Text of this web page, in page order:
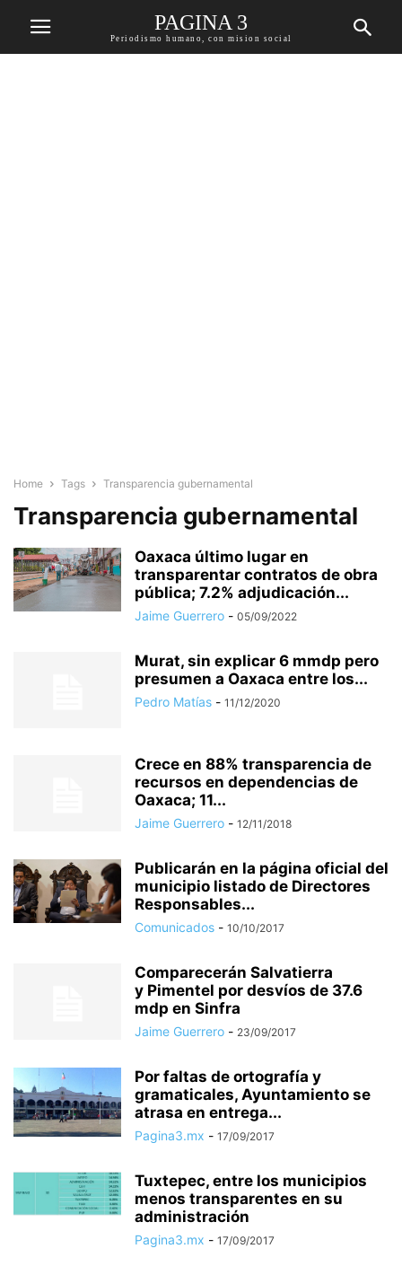
PAGINA 3
Periodismo humano, con mision social
Home Tags Transparencia gubernamental
Transparencia gubernamental
Oaxaca último lugar en
transparentar contratos de obra
pública; 7.2% adjudicación...
Jaime Guerrero - 05/09/2022
Murat, sin explicar 6 mmdp pero
presumen a Oaxaca entre los...
Pedro Matías - 11/12/2020
Crece en 88% transparencia de
recursos en dependencias de
Oaxaca; 11...
Jaime Guerrero - 12/11/2018
Publicarán en la página oficial del
municipio listado de Directores
Responsables...
Comunicados - 10/10/2017
Comparecerán Salvatierra
y Pimentel por desvíos de 37.6
mdp en Sinfra
Jaime Guerrero - 23/09/2017
Por faltas de ortografía y
gramaticales, Ayuntamiento se
atrasa en entrega...
Pagina3.mx - 17/09/2017
Tuxtepec, entre los municipios
menos transparentes en su
administración
Pagina3.mx - 17/09/2017